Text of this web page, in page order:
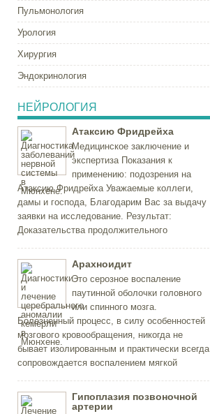
Пульмонология
Урология
Хирургия
Эндокринология
НЕЙРОЛОГИЯ
Атаксию Фридрейха
Медицинское заключение и
экспертиза Показания к
применению: подозрения на
Атаксию Фридрейха Уважаемые коллеги,
дамы и господа, Благодарим Вас за выдачу
заявки на исследование. Результат:
Доказательства продолжительного
Арахноидит
Это серозное воспаление
паутинной оболочки головного
или спинного мозга.
Болезненный процесс, в силу особенностей
мозгового кровообращения, никогда не
бывает изолированным и практически всегда
сопровождается воспалением мягкой
Гипоплазия позвоночной
артерии